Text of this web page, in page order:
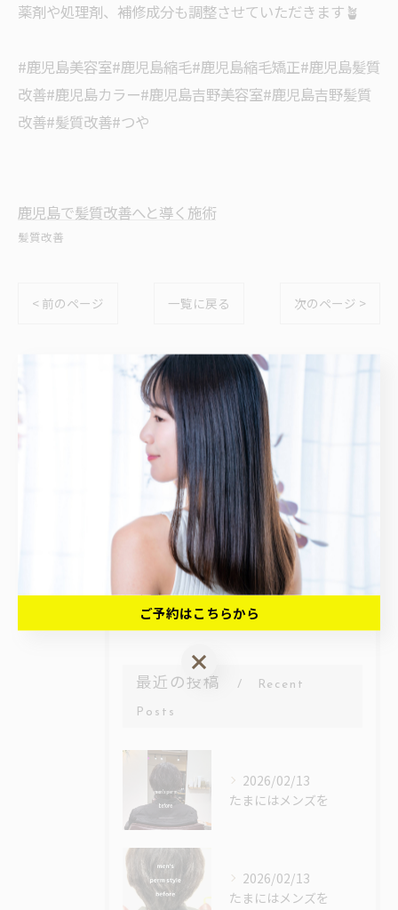
薬剤や処理剤、補修成分も調整させていただきます🪴
#鹿児島美容室#鹿児島縮毛#鹿児島縮毛矯正#鹿児島髪質
改善#鹿児島カラー#鹿児島吉野美容室#鹿児島吉野髪質
改善#髪質改善#つや
鹿児島で髪質改善へと導く施術
髪質改善
< 前のページ 一覧に戻る 次のページ >
カテゴリー Categories
全てのカテゴリー
髪質改善
縮毛矯正
ヘッドスパ
カラー
最近の投稿 Recent
Posts
2026/02/13
たまにはメンズを
2026/02/13
たまにはメンズを
ご予約はこちらから
ご予約はこちらから